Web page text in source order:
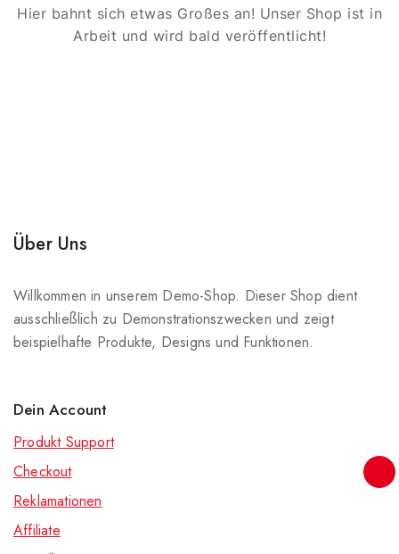
Hier bahnt sich etwas Großes an! Unser Shop ist in
Arbeit und wird bald veröffentlicht!
Über Uns
Willkommen in unserem Demo-Shop. Dieser Shop dient
ausschließlich zu Demonstrationszwecken und zeigt
beispielhafte Produkte, Designs und Funktionen.
Dein Account
Produkt Support
Checkout
Reklamationen
Affiliate